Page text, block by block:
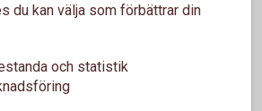
du kan välja som förbättrar din
och statistik